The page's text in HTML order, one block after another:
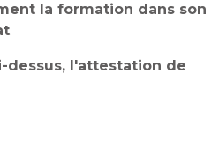
la formation dans son
.
dessus, l'attestation de